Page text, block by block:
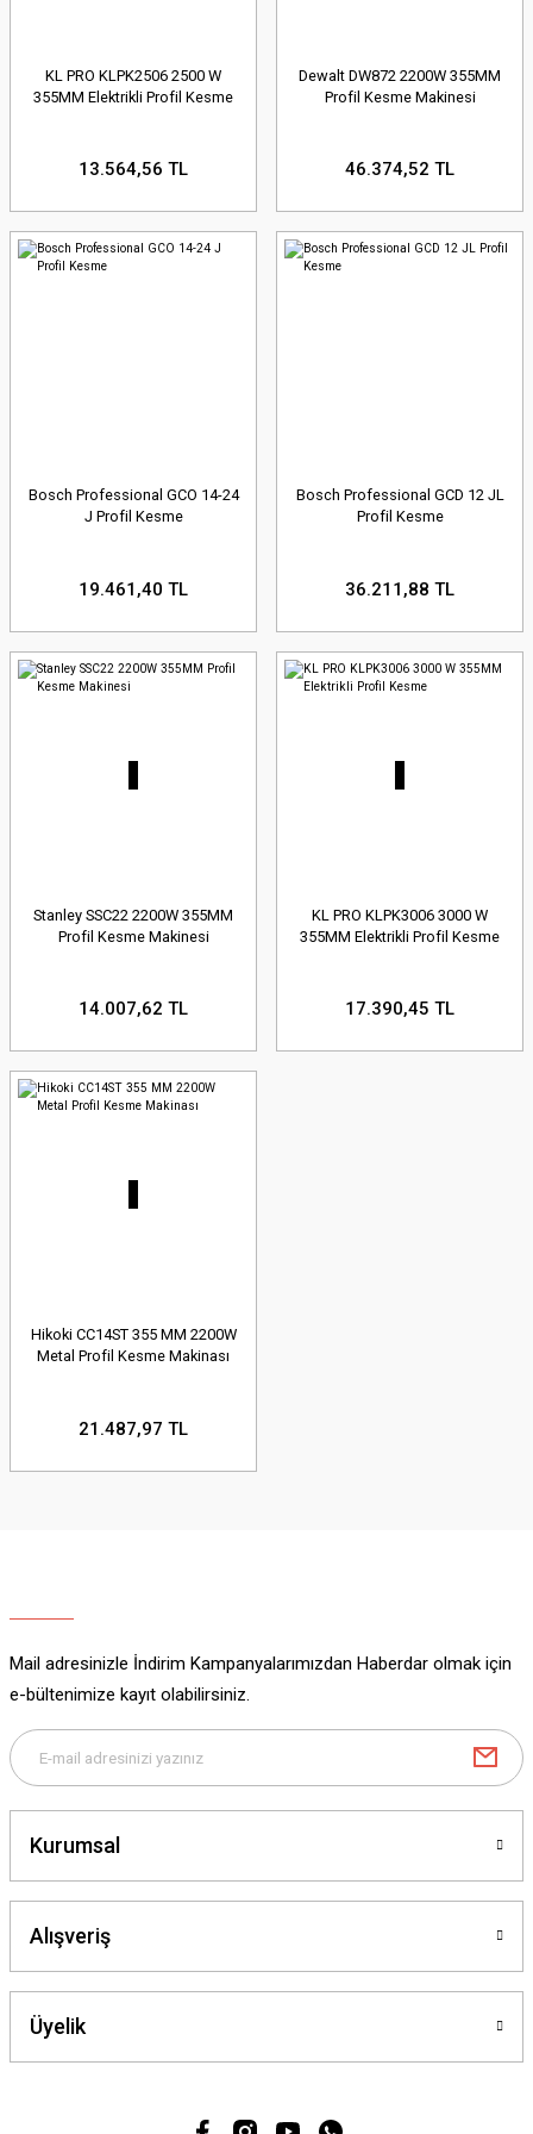
KL PRO KLPK2506 2500 W
355MM Elektrikli Profil Kesme
13.564,56 TL
Dewalt DW872 2200W 355MM
Profil Kesme Makinesi
46.374,52 TL
Bosch Professional GCO 14-24
J Profil Kesme
19.461,40 TL
Bosch Professional GCD 12 JL
Profil Kesme
36.211,88 TL
Stanley SSC22 2200W 355MM
Profil Kesme Makinesi
14.007,62 TL
KL PRO KLPK3006 3000 W
355MM Elektrikli Profil Kesme
17.390,45 TL
Hikoki CC14ST 355 MM 2200W
Metal Profil Kesme Makinası
21.487,97 TL
Mail adresinizle İndirim Kampanyalarımızdan Haberdar olmak için
e-bültenimize kayıt olabilirsiniz.
Kurumsal
Alışveriş
Üyelik